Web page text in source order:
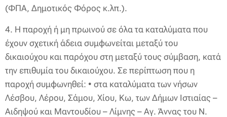
(ΦΠΑ, Δημοτικός Φόρος κ.λπ.).
4. Η παροχή ή μη πρωινού σε όλα τα καταλύματα που
έχουν σχετική άδεια συμφωνείται μεταξύ του
δικαιούχου και παρόχου στη μεταξύ τους σύμβαση, κατά
την επιθυμία του δικαιούχου. Σε περίπτωση που η
παροχή συμφωνηθεί: • στα καταλύματα των νήσων
Λέσβου, Λέρου, Σάμου, Χίου, Κω, των Δήμων Ιστιαίας –
Αιδηψού και Μαντουδίου – Λίμνης – Αγ. Άννας του Ν.